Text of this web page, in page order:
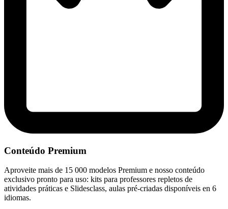
Conteúdo Premium
Aproveite mais de 15 000 modelos Premium e nosso conteúdo
exclusivo pronto para uso: kits para professores repletos de
atividades práticas e Slidesclass, aulas pré-criadas disponíveis en 6
idiomas.